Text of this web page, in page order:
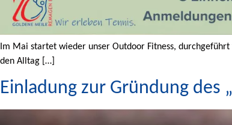
Im Mai startet wieder unser Outdoor Fitness,
den Alltag […]
Einladung zur Gründung des